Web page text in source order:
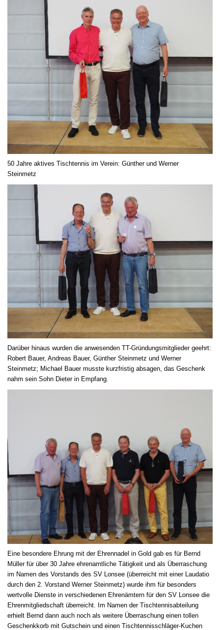
50 Jahre aktives Tischtennis im Verein: Günther und Werner
Steinmetz
Darüber hinaus wurden die anwesenden TT-Gründungsmitglieder geehrt:
Robert Bauer, Andreas Bauer, Günther Steinmetz und Werner
Steinmetz; Michael Bauer musste kurzfristig absagen, das Geschenk
nahm sein Sohn Dieter in Empfang.
Eine besondere Ehrung mit der Ehrennadel in Gold gab es für Bernd
Müller für über 30 Jahre ehrenamtliche Tätigkeit und als Überraschung
im Namen des Vorstands des SV Lonsee (überreicht mit einer Laudatio
durch den 2. Vorstand Werner Steinmetz) wurde ihm für besonders
wertvolle Dienste in verschiedenen Ehrenämtern für den SV Lonsee die
Ehrenmitgliedschaft überreicht. Im Namen der Tischtennisabteilung
erhielt Bernd dann auch noch als weitere Überraschung einen tollen
Geschenkkorb mit Gutschein und einen Tischtennisschläger-Kuchen